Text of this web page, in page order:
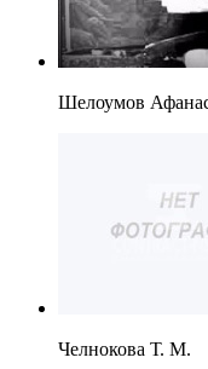
Шелоумов
Челнокова Т. М.